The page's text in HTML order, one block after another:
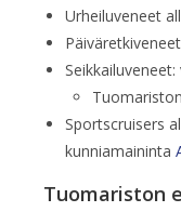
Urheiluveneet
Sportscruisers
kunniamaininta
Tuomariston